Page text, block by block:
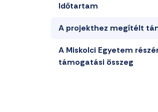
Időtartam
A projekthez megítélt
A Miskolci Egyetem
támogatási összeg